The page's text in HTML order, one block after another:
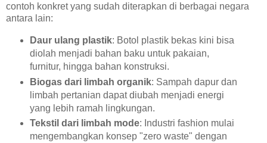
contoh konkret yang sudah diterapkan di berbagai negara
antara lain:
Daur ulang plastik: Botol plastik bekas kini bisa
diolah menjadi bahan baku untuk pakaian,
furnitur, hingga bahan konstruksi.
Biogas dari limbah organik: Sampah dapur dan
limbah pertanian dapat diubah menjadi energi
yang lebih ramah lingkungan.
Tekstil dari limbah mode: Industri fashion mulai
mengembangkan konsep "zero waste" dengan